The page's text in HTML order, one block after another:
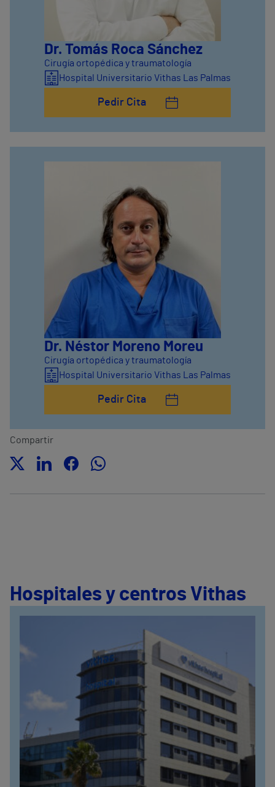
Dr. Tomás Roca Sánchez
Cirugía ortopédica y traumatología
Hospital Universitario Vithas Las Palmas
Pedir Cita
Dr. Néstor Moreno Moreu
Cirugía ortopédica y traumatología
Hospital Universitario Vithas Las Palmas
Pedir Cita
Compartir
Hospitales y centros Vithas